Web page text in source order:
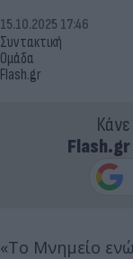
Συντακτική
Ομάδα
Flash.gr
15.10.2025 17:46
Flash.gr
«Το Μνημείο